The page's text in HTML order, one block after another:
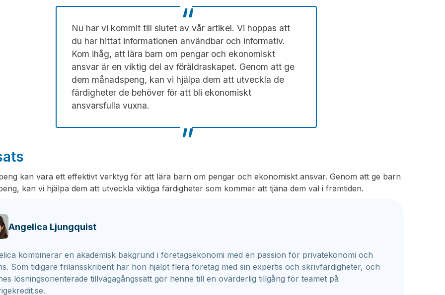
Nu har vi kommit till slutet av vår artikel. Vi hoppas att
du har hittat informationen användbar och informativ.
Kom ihåg, att lära barn om pengar och ekonomiskt
ansvar är en viktig del av föräldraskapet. Genom att ge
dem månadspeng, kan vi hjälpa dem att utveckla de
färdigheter de behöver för att bli ekonomiskt
ansvarsfulla vuxna.
kan vara ett effektivt verktyg för att lära barn om pengar och ekonomiskt ansvar. Genom att ge barn
kan vi hjälpa dem att utveckla viktiga färdigheter som kommer att tjäna dem väl i framtiden.
Angelica Ljungquist
kombinerar en akademisk bakgrund i företagsekonomi med en passion för privatekonomi och
Som tidigare frilansskribent har hon hjälpt flera företag med sin expertis och skrivfärdigheter, och
lösningsorienterade tillvägagångssätt gör henne till en ovärderlig tillgång för teamet på